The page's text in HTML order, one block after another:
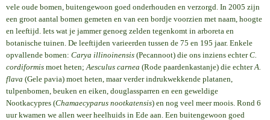
vele oude bomen, buitengewoon goed onderhouden en verzorgd. In 2005 zijn
een groot aantal bomen gemeten en van een bordje voorzien met naam, hoogte
en leeftijd. Iets wat je jammer genoeg zelden tegenkomt in arboreta en
botanische tuinen. De leeftijden varieerden tussen de 75 en 195 jaar. Enkele
opvallende bomen: Carya illinoinensis (Pecannoot) die ons inziens echterC.
cordiformis moet heten; Aesculus carnea (Rode paardenkastanje) die echterA.
flava (Gele pavia) moet heten, maar verder indrukwekkende platanen,
tulpenbomen, beuken en eiken, douglassparren en een geweldige
Nootkacypres (Chamaecyparus nootkatensis) en nog veel meer moois. Rond 6
uur kwamen we allen weer heelhuids in Ede aan. Een buitengewoon goed